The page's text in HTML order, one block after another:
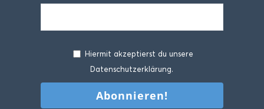
Hiermit akzeptierst du unsere
Datenschutzerklärung.